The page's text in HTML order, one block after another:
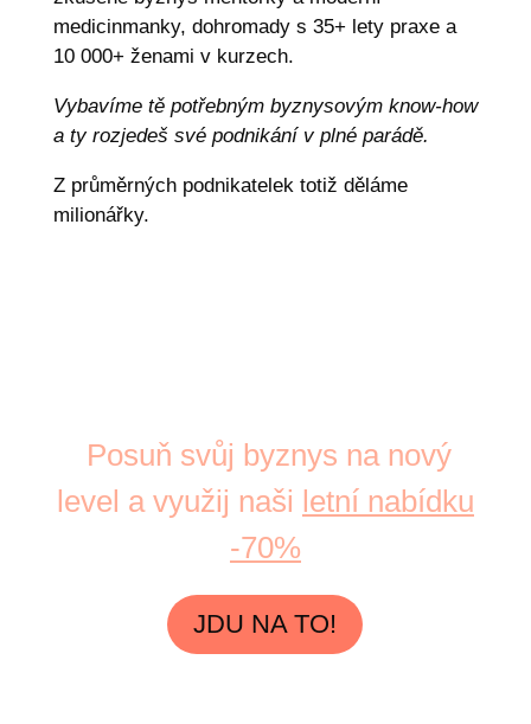
medicinmanky, dohromady s 35+ lety praxe a
10 000+ ženami v kurzech.
Vybavíme tě potřebným byznysovým know-how
a ty rozjedeš své podnikání v plné parádě.
Z průměrných podnikatelek totiž děláme
milionářky.
Posuň svůj byznys na nový
level a využij naši letní nabídku
-70%
JDU NA TO!